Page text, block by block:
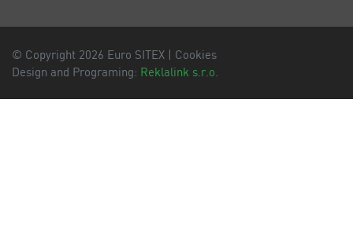
© Copyright 2026 Euro SITEX | Cookies
Design and Programing: Reklalink s.r.o.